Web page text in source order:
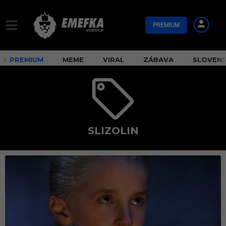
PREMIUM
PREMIUM MEME VIRAL ZÁBAVA
SLIZOLIN